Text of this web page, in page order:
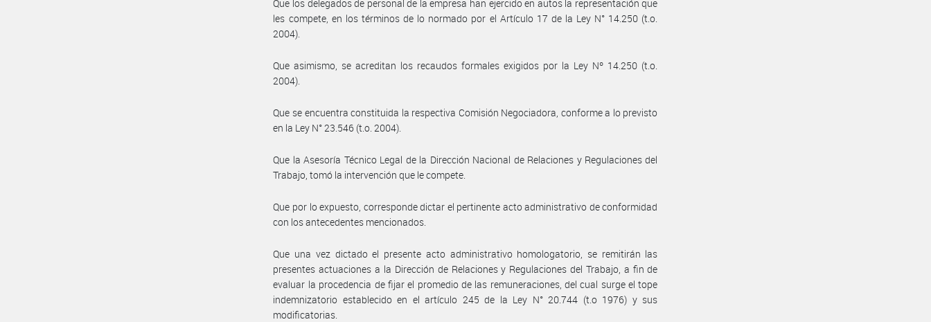
Que los delegados de personal de la empresa han ejercido en autos la representación que
les compete, en los términos de lo normado por el Artículo 17 de la Ley N° 14.250 (t.o.
2004).
Que asimismo, se acreditan los recaudos formales exigidos por la Ley Nº 14.250 (t.o.
2004).
Que se encuentra constituida la respectiva Comisión Negociadora, conforme a lo previsto
en la Ley N° 23.546 (t.o. 2004).
Que la Asesoría Técnico Legal de la Dirección Nacional de Relaciones y Regulaciones del
Trabajo, tomó la intervención que le compete.
Que por lo expuesto, corresponde dictar el pertinente acto administrativo de conformidad
con los antecedentes mencionados.
Que una vez dictado el presente acto administrativo homologatorio, se remitirán las
presentes actuaciones a la Dirección de Relaciones y Regulaciones del Trabajo, a fin de
evaluar la procedencia de fijar el promedio de las remuneraciones, del cual surge el tope
indemnizatorio establecido en el artículo 245 de la Ley N° 20.744 (t.o 1976) y sus
modificatorias.